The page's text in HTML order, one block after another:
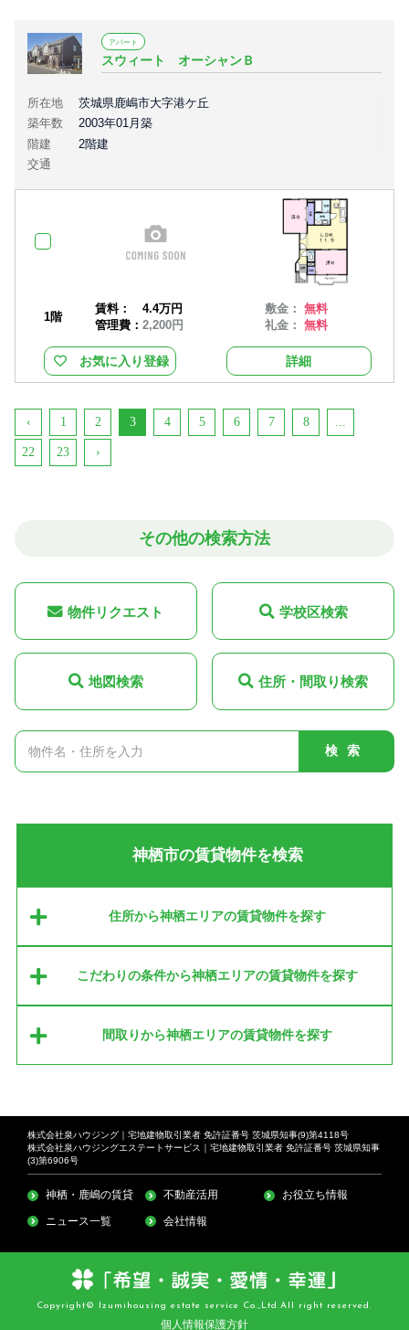
アパート
スウィート オーシャンＢ
所在地
茨城県鹿嶋市大字港ケ丘
築年数
2003年01月築
階建
2階建
交通
1階
賃料：
4.4万円
管理費： 2,200円
敷金：無料
礼金：無料
お気に入り登録 詳細
‹ 1 2 3 4 5 6 7 8
22 23 ›
その他の検索方法
物件リクエスト 学校区検索
地図検索 住所・間取り検索
検索
神栖市の賃貸物件を検索
住所から神栖エリアの賃貸物件を探す
こだわりの条件から神栖エリアの賃貸物件を探す
間取りから神栖エリアの賃貸物件を探す
株式会社泉ハウジング｜宅地建物取引業者 免許証番号 茨城県知事(9)第4118号
株式会社泉ハウジングエステートサービス｜宅地建物取引業者 免許証番号 茨城県知事
(3)第6906号
神栖・鹿嶋の賃貸 不動産活用 お役立ち情報
ニュース一覧 会社情報
Copyright© Izumihousing estate service Co.,Ltd.All right reserved.
個人情報保護方針